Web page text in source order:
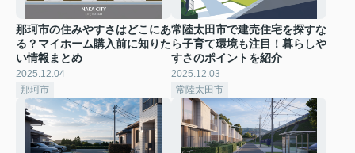
那珂市の住みやすさはどこにあ
る？マイホーム購入前に知りた
い情報まとめ
2025.12.04
那珂市
常陸太田市で建売住宅を探すな
ら子育て環境も注目！暮らしや
すさのポイントを紹介
2025.12.03
常陸太田市